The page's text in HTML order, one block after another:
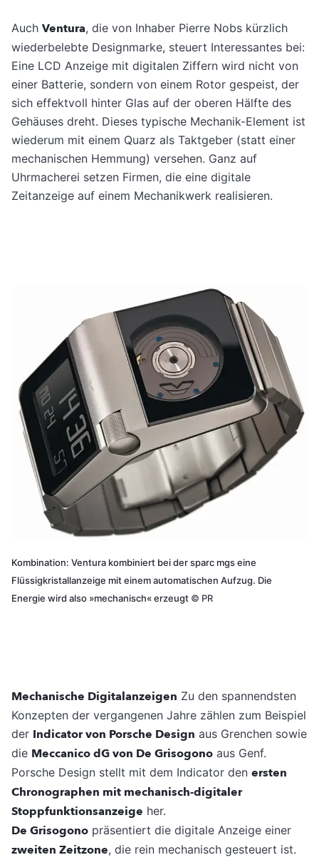
Auch Ventura, die von Inhaber Pierre Nobs kürzlich
wiederbelebte Designmarke, steuert Interessantes bei:
Eine LCD Anzeige mit digitalen Ziffern wird nicht von
einer Batterie, sondern von einem Rotor gespeist, der
sich effektvoll hinter Glas auf der oberen Hälfte des
Gehäuses dreht. Dieses typische Mechanik-Element ist
wiederum mit einem Quarz als Taktgeber (statt einer
mechanischen Hemmung) versehen. Ganz auf
Uhrmacherei setzen Firmen, die eine digitale
Zeitanzeige auf einem Mechanikwerk realisieren.
Kombination: Ventura kombiniert bei der sparc mgs eine
Flüssigkristallanzeige mit einem automatischen Aufzug. Die
Energie wird also »mechanisch« erzeugt © PR
Mechanische Digitalanzeigen Zu den spannendsten
Konzepten der vergangenen Jahre zählen zum Beispiel
der Indicator von Porsche Design aus Grenchen sowie
die Meccanico dG von De Grisogono aus Genf.
Porsche Design stellt mit dem Indicator den ersten
Chronographen mit mechanisch-digitaler
Stoppfunktionsanzeige her.
De Grisogono präsentiert die digitale Anzeige einer
zweiten Zeitzone, die rein mechanisch gesteuert ist.